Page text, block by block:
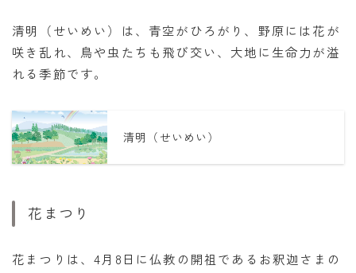
清明（せいめい）は、青空がひろがり、野原には花が
咲き乱れ、鳥や虫たちも飛び交い、大地に生命力が溢
れる季節です。
清明（せいめい）
花まつり
花まつりは、4月8日に仏教の開祖であるお釈迦さまの